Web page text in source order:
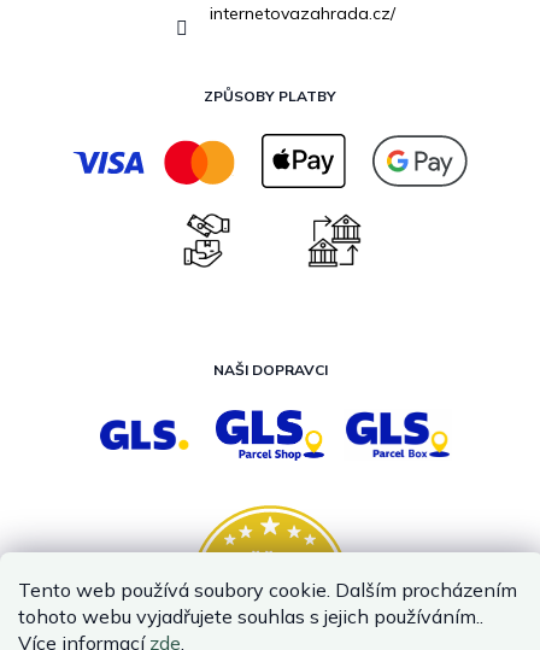
Tento web používá soubory cookie. Dalším procházením
tohoto webu vyjadřujete souhlas s jejich používáním..
Více informací zde.
internetovazahrada.cz/
ZPŮSOBY PLATBY
NAŠI DOPRAVCI